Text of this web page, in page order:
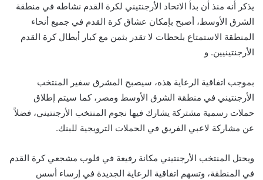
يذكر أنه منذ أن بدأ الاتحاد الأرجنتيني لكرة القدم نشاطه في منطقة
الشرق الأوسط، أصبح بإمكان عشاق كرة القدم في جميع أنحاء
المنطقة الاستمتاع بلحظات لا تقدر بثمن مع كبار أبطال كرة القدم
الأرجنتينيين. و
بموجب اتفاقية الرعاية هذه، سيصبح المشرق سفير المنتخب
الأرجنتيني في منطقة الشرق الأوسط ومصر، كما سيتم إطلاق
حملات رسمية مشتركة يشارك فيها نجوم المنتخب الأرجنتيني، فضلاً
عن مشاركة لاعبي الفريق في الحملات الترويجية للبنك.
ويحتل المنتخب الأرجنتيني مكانة رفيعة في قلوب مشجعي كرة القدم
في المنطقة، وتسهم اتفاقية الرعاية الجديدة في إرساء أسس